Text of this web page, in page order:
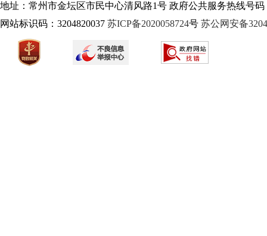
地址：常州市金坛区市民中心清风路1号 政府公共服务热线号码
网站标识码：3204820037 苏ICP备2020058724号 苏公网安备